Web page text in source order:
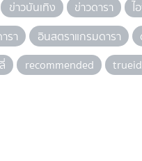
ข่าวบันเทิง ข่าวดารา
ไ
รา
อินสตราแกรมดารา
recommended